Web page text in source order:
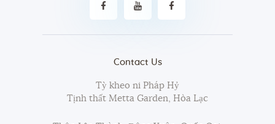
Contact Us
Tỳ kheo ni Pháp Hỷ
Tịnh thất Metta Garden, Hòa Lạc